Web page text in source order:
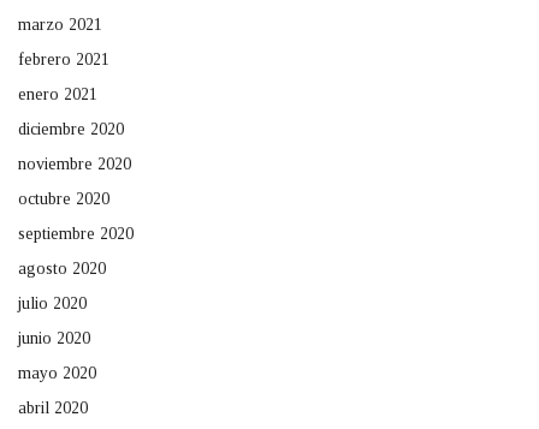
marzo 2021
febrero 2021
enero 2021
diciembre 2020
noviembre 2020
octubre 2020
septiembre 2020
agosto 2020
julio 2020
junio 2020
mayo 2020
abril 2020